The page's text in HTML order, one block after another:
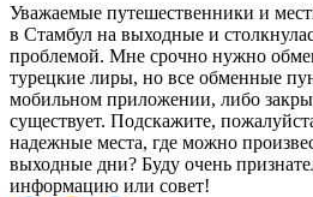
Уважаемые путешественники и
в Стамбул на выходные и
проблемой. Мне срочно нужно
турецкие лиры, но все обменные
мобильном приложении, либо
существует. Подскажите,
надежные места, где можно
выходные дни? Буду очень
информацию или совет!